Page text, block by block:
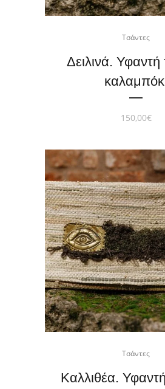
Τσάντες
Δειλινά. Υφαντή
150,00€
Τσάντες
Καλλιθέα.